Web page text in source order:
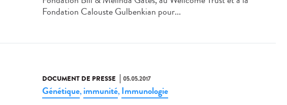
Fondation Calouste Gulbenkian pour...
DOCUMENT DE PRESSE 05.05.2017
Génétique, immunité, Immunologie